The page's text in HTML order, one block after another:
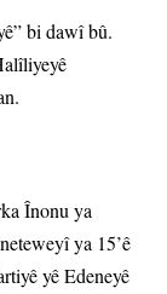
bi dawî bû.
Înonu ya
ya 15’ê
yê Edeneyê